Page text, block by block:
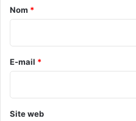
a
r
e
Nom *
E-mail *
Site web